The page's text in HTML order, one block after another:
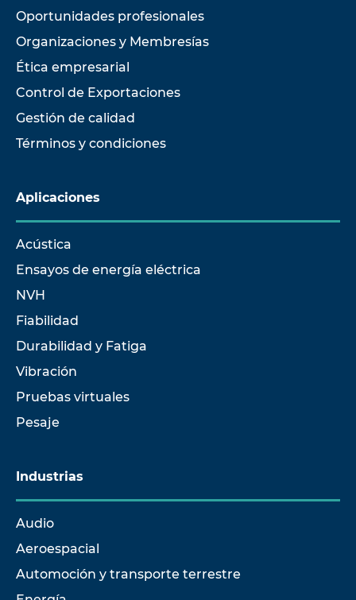
Oportunidades profesionales
Organizaciones y Membresías
Ética empresarial
Control de Exportaciones
Gestión de calidad
Términos y condiciones
Aplicaciones
Acústica
Ensayos de energía eléctrica
NVH
Fiabilidad
Durabilidad y Fatiga
Vibración
Pruebas virtuales
Pesaje
Industrias
Audio
Aeroespacial
Automoción y transporte terrestre